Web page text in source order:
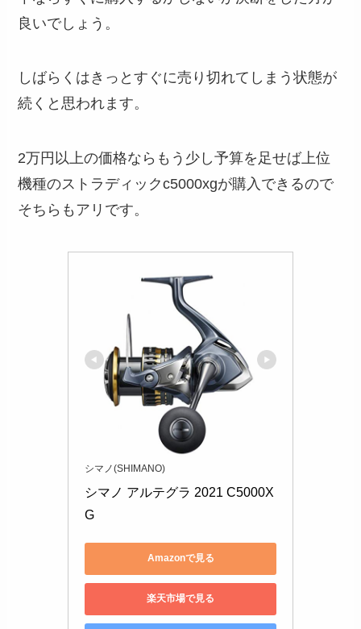
良いでしょう。
しばらくはきっとすぐに売り切れてしまう状態が
続くと思われます。
2万円以上の価格ならもう少し予算を足せば上位
機種のストラディックc5000xgが購入できるので
そちらもアリです。
シマノ(SHIMANO)
シマノ アルテグラ 2021 C5000X
G
Amazonで見る
楽天市場で見る